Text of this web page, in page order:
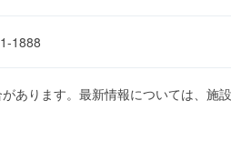
1888
あります。最新情報については、施